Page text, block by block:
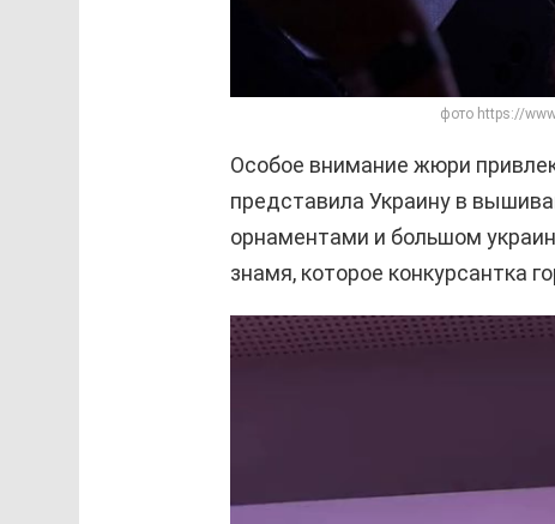
фото https://
Особое внимание жюри
представила Украину в
орнаментами и большом
знамя, которое конкурсантка
В
п